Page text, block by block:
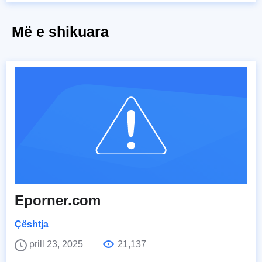
Më e shikuara
Eporner.com
Çështja
prill 23, 2025
21,137